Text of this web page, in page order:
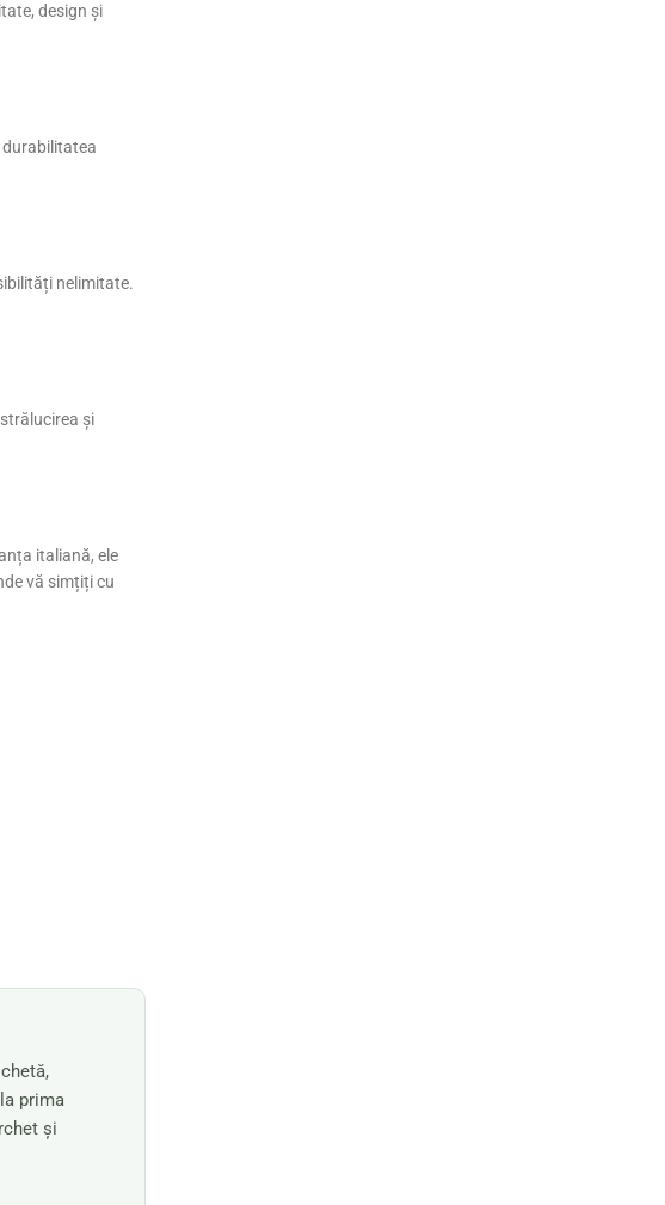
design și
nelimitate.
și
italiană, ele
vă simțiți cu
prima
și